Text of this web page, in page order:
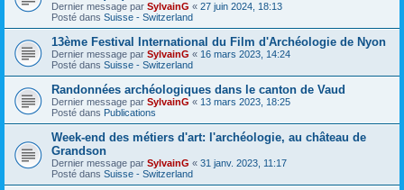
Dernier message par SylvainG « 27 juin 2024, 18:13
Posté dans Suisse - Switzerland
13ème Festival International du Film d'Archéologie de Nyon
Dernier message par SylvainG « 16 mars 2023, 14:24
Posté dans Suisse - Switzerland
Randonnées archéologiques dans le canton de Vaud
Dernier message par SylvainG « 13 mars 2023, 18:25
Posté dans Publications
Week-end des métiers d'art: l'archéologie, au château de
Grandson
Dernier message par SylvainG « 31 janv. 2023, 11:17
Posté dans Suisse - Switzerland